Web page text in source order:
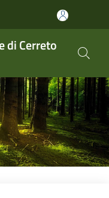
di Cerreto